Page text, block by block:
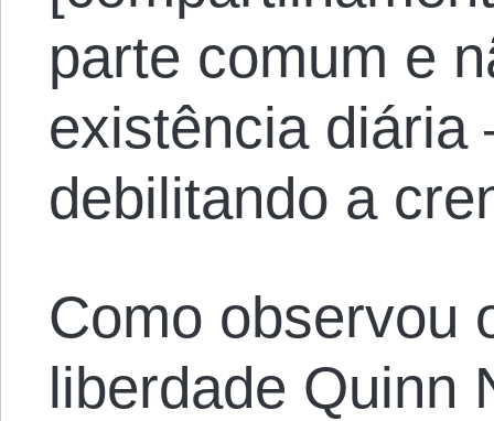
parte comum e
existência
debilitando a
Como observou
liberdade Quinn